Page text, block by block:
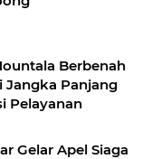
Berbenah
Jangka Panjang
Pelayanan
Gelar Apel Siaga